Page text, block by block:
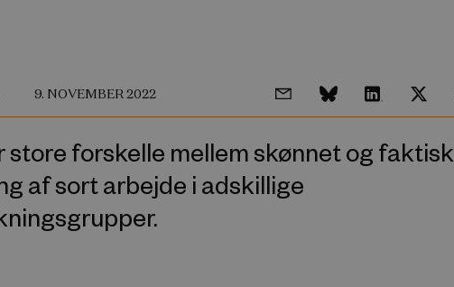
9. NOVEMBER 2022
store forskelle mellem skønnet og faktisk
af sort arbejde i adskillige